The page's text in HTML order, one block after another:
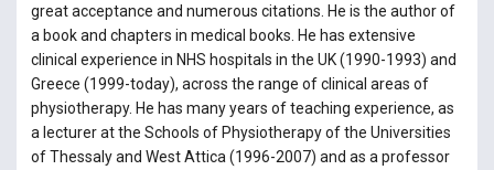
great acceptance and numerous citations. He is the author of
a book and chapters in medical books. He has extensive
clinical experience in NHS hospitals in the UK (1990-1993) and
Greece (1999-today), across the range of clinical areas of
physiotherapy. He has many years of teaching experience, as
a lecturer at the Schools of Physiotherapy of the Universities
of Thessaly and West Attica (1996-2007) and as a professor